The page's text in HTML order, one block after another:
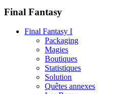
Final Fantasy
Final Fantasy I
Packaging
Magies
Boutiques
Statistiques
Solution
Quêtes annexes